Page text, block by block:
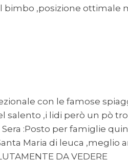
bimbo ,posizione ottimale
con le famose
salento ,i lidi però un pò
:Posto per famiglie
Maria di leuca ,meglio
DA VEDERE